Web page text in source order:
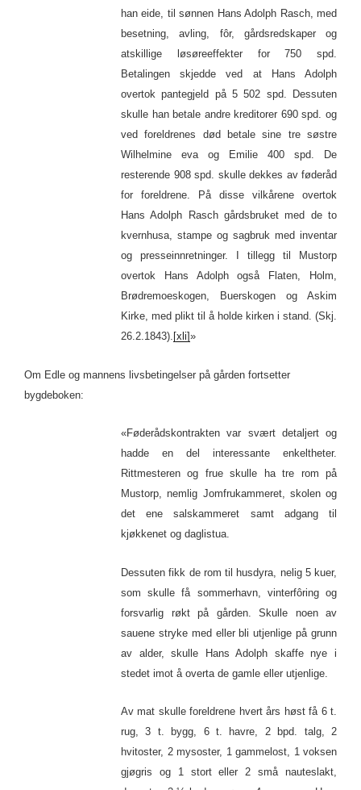
han eide, til sønnen Hans Adolph Rasch, med
besetning, avling, fôr, gårdsredskaper og
atskillige løsøreeffekter for 750 spd.
Betalingen skjedde ved at Hans Adolph
overtok pantegjeld på 5 502 spd. Dessuten
skulle han betale andre kreditorer 690 spd. og
ved foreldrenes død betale sine tre søstre
Wilhelmine eva og Emilie 400 spd. De
resterende 908 spd. skulle dekkes av føderåd
for foreldrene. På disse vilkårene overtok
Hans Adolph Rasch gårdsbruket med de to
kvernhusa, stampe og sagbruk med inventar
og presseinnretninger. I tillegg til Mustorp
overtok Hans Adolph også Flaten, Holm,
Brødremoeskogen, Buerskogen og Askim
Kirke, med plikt til å holde kirken i stand. (Skj.
26.2.1843). [xli]»
Om Edle og mannens livsbetingelser på gården fortsetter
bygdeboken:
«Føderådskontrakten var svært detaljert og
hadde en del interessante enkeltheter.
Rittmesteren og frue skulle ha tre rom på
Mustorp, nemlig Jomfrukammeret, skolen og
det ene salskammeret samt adgang til
kjøkkenet og daglistua.
Dessuten fikk de rom til husdyra, nelig 5 kuer,
som skulle få sommerhavn, vinterfôring og
forsvarlig røkt på gården. Skulle noen av
sauene stryke med eller bli utjenlige på grunn
av alder, skulle Hans Adolph skaffe nye i
stedet imot å overta de gamle eller utjenlige.
Av mat skulle foreldrene hvert års høst få 6 t.
rug, 3 t. bygg, 6 t. havre, 2 bpd. talg, 2
hvitoster, 2 mysoster, 1 gammelost, 1 voksen
gjøgris og 1 stort eller 2 små nauteslakt,